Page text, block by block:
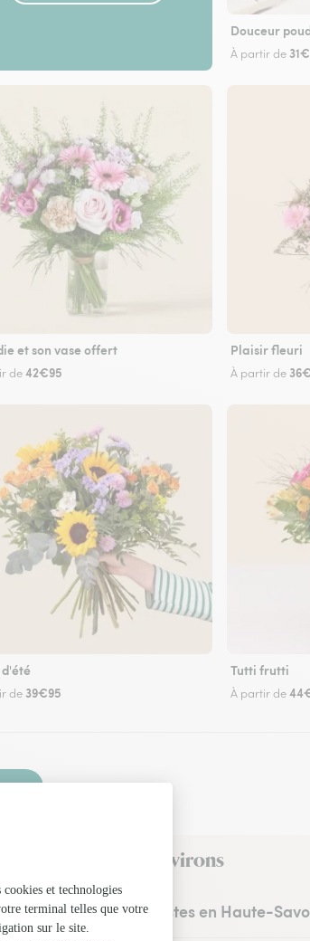
Douceur
À partir de
et son vase offert
de42€95
Plaisir fleuri
À partir de
de 39€95
Tutti frutti
À partir de
et dans ses environs
Les fleuristes en Haute-